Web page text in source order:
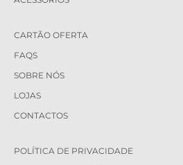
CARTÃO OFERTA
FAQS
SOBRE NÓS
LOJAS
CONTACTOS
POLÍTICA DE PRIVACIDADE